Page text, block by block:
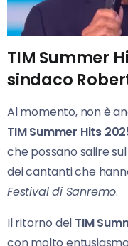
TIM Summer
sindaco
Al momento, non è
TIM Summer Hits
che possano salire
dei cantanti che
Festival di Sanremo.
Il ritorno del TIM